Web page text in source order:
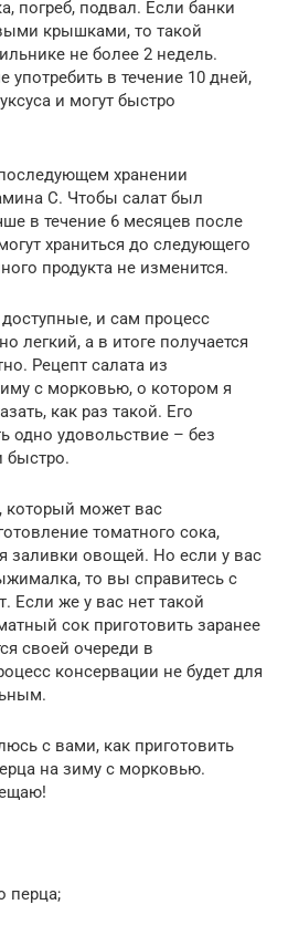
погреб, подвал. Если банки
крышками, то такой
не более 2 недель.
в течение 10 дней,
и могут быстро
хранении
С. Чтобы салат был
в течение 6 месяцев после
храниться до следующего
продукта не изменится.
и сам процесс
легкий, а в итоге получается
Рецепт салата из
с морковью, о котором я
как раз такой. Его
одно удовольствие – без
быстро.
может вас
томатного сока,
заливки овощей. Но если у вас
то вы справитесь с
Если же у вас нет такой
сок приготовить заранее
своей очереди в
консервации не будет для
с вами, как приготовить
на зиму с морковью.
перца;